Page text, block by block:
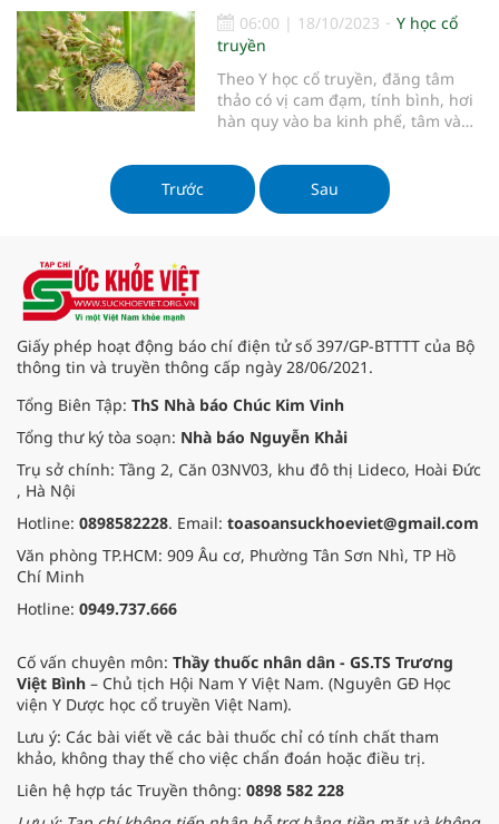
06:00 | 18/10/2023
Y học cổ
truyền
Theo Y học cổ truyền, đăng tâm
thảo có vị cam đạm, tính bình, hơi
hàn quy vào ba kinh phế, tâm và
dụng hạ hỏa, thanh nhiệt, lợi tiểu,
được dùng trong các bài thuốc Y
học cổ truyền chữa mất ngủ, an
Trước Sau
Giấy phép hoạt động báo chí điện tử số 397/GP-BTTTT của Bộ
thông tin và truyền thông cấp ngày 28/06/2021.
Tổng Biên Tập: ThS Nhà báo Chúc Kim Vinh
Tổng thư ký tòa soạn: Nhà báo Nguyễn Khải
Trụ sở chính: Tầng 2, Căn 03NV03, khu đô thị Lideco, Hoài Đức
, Hà Nội
Hotline: 0898582228. Email: toasoansuckhoeviet@gmail.com
Văn phòng TP.HCM: 909 Âu cơ, Phường Tân Sơn Nhì, TP Hồ
Chí Minh
Hotline: 0949.737.666
Cố vấn chuyên môn: Thầy thuốc nhân dân - GS.TS Trương
Việt Bình – Chủ tịch Hội Nam Y Việt Nam. (Nguyên GĐ Học
viện Y Dược học cổ truyền Việt Nam).
Lưu ý: Các bài viết về các bài thuốc chỉ có tính chất tham
khảo, không thay thế cho việc chẩn đoán hoặc điều trị.
Liên hệ hợp tác Truyền thông: 0898 582 228